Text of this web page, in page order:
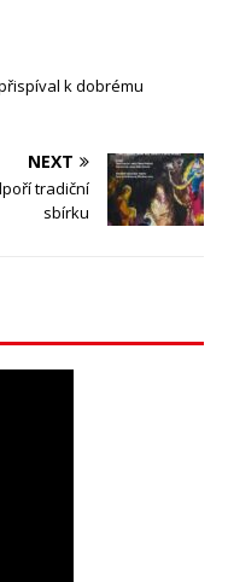
k dobrému
NEXT
tradiční
sbírku